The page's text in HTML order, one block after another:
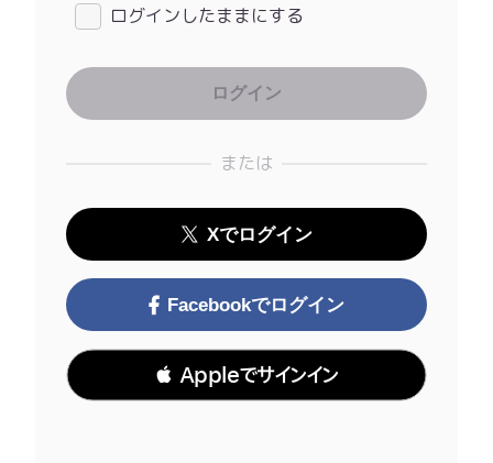
ログインしたままにする
または
Xでログイン
Facebookでログイン
 Appleでサインイン